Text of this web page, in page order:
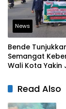
News
Bende
Semangat
Wali Kota Yakin
LainRead Also